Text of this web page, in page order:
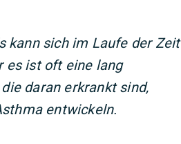
kann sich im Laufe der Zeit
es ist oft eine lang
daran erkrankt sind,
entwickeln.